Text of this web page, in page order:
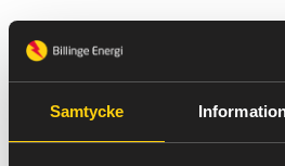
Samtycke
Rörligt elpris passar dig som kan
elpriset. Det är ofta billigare över
Läs mer